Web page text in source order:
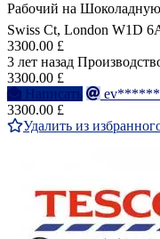
Рабочий на Шоколадную
Swiss Ct, London W1D
3300.00 £
3 лет назад
3300.00 £
Написать
3300.00 £
Удалить из